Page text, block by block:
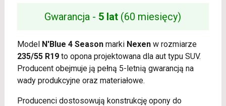
Gwarancja - 5 lat (60 miesięcy)
Model N'Blue 4 Seasonmarki Nexenw rozmiarze
235/55 R19to opona projektowana dla aut typu SUV.
Producent obejmuje ją pełną 5-letnią gwarancją na
wady produkcyjne oraz materiałowe.
Producenci dostosowują konstrukcję opony do